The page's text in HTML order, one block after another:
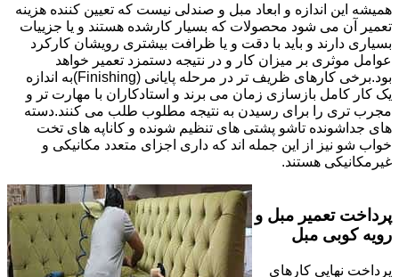
همیشه این اندازه و ابعاد مبل و صندلی نیست که تعیین کننده هزینه
تعمیر آن می شود محصولات که بسیار کارشده هستند و یا جزییات
بسیاری دارند و باید با دقت و یا ظرافت بیشتری رویشان کارکرد
عوامل موثری بر میزان کار و در نتیجه دستمزد تعمیر خواهد
بود.برخی کارهای ظریف تر در مرحله پایانی (Finishing)به اندازه
یک کار کامل بازسازی زمان می برند و استادکاران با مهارت تر و
مجرب تری را برای رسیدن به نتیجه مطلوب طلب می کنند.دسته
های جداشونده تاشو پشتی های تنظیم شونده و کاناپه های تخت
خواب شو نیز از این جمله اند که داری اجزای متعدد مکانیکی و
غیرمکانیکی هستند.
پرداخت تعمیر مبل و
رویه کوبی مبل
پرداخت نهایی کارهای